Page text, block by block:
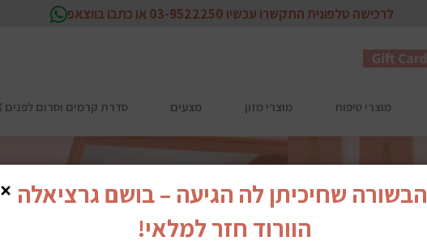
לרכישה טלפונית התקשרו עכשיו 03-9522250 או כתבו בווצאפ
מוצרי טיפוח מוצרי מזון מצעים סדרת קרמים וסרום לפנים HEMP COMPLEX
× הבשורה שחיכיתן לה הגיעה – בושם גרציאלה
הוורוד חזר למלאי!